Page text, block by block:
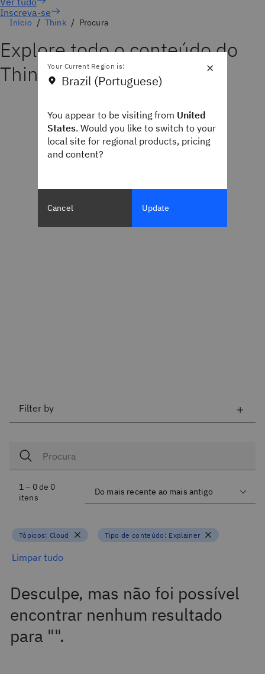
Inscreva-se
Início Think Procura
Explore todo o conteúdo do
Think
Filter by
1 – 0 de 0
itens
Tópicos: Cloud Tipo de conteúdo: Explainer
Limpar tudo
Desculpe, mas não foi possível
encontrar nenhum resultado
para "".
×
Your Current Region is:
Brazil (Portuguese)
You appear to be visiting from United
States. Would you like to switch to your
local site for regional products, pricing
and content?
Cancel Update